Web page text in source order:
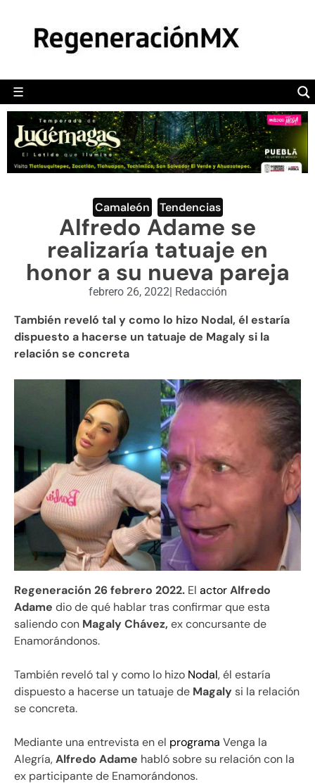
☰
POLÍTICA
CAMALEÓN
OPINIÓN
DEPORTES
ENGLISH SECTION
VIDEOS
Camaleón Tendencias
Alfredo Adame se
realizaría tatuaje en
honor a su nueva pareja
febrero 26, 2022| Redacción
También reveló tal y como lo hizo Nodal, él estaría
dispuesto a hacerse un tatuaje de Magaly si la
relación se concreta
Regeneración 26 febrero 2022. El actorAlfredo
Adame dio de qué hablar tras confirmar que esta
saliendo con Magaly Chávez, ex concursante de
Enamorándonos.
También reveló tal y como lo hizo Nodal, él estaría
dispuesto a hacerse un tatuaje de Magalysi la relación
se concreta.
Mediante una entrevista en el programa Venga la
Alegría,Alfredo Adame habló sobre su relación con la
ex participante de Enamorándonos.